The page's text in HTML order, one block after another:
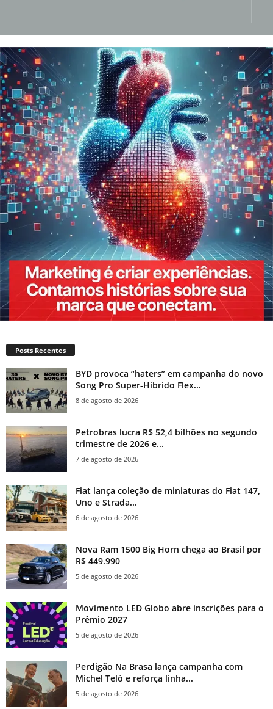
Posts Recentes
BYD provoca “haters” em campanha do novo
Song Pro Super-Híbrido Flex...
8 de agosto de 2026
Petrobras lucra R$ 52,4 bilhões no segundo
trimestre de 2026 e...
7 de agosto de 2026
Fiat lança coleção de miniaturas do Fiat 147,
Uno e Strada...
6 de agosto de 2026
Nova Ram 1500 Big Horn chega ao Brasil por
R$ 449.990
5 de agosto de 2026
Movimento LED Globo abre inscrições para o
Prêmio 2027
5 de agosto de 2026
Perdigão Na Brasa lança campanha com
Michel Teló e reforça linha...
5 de agosto de 2026